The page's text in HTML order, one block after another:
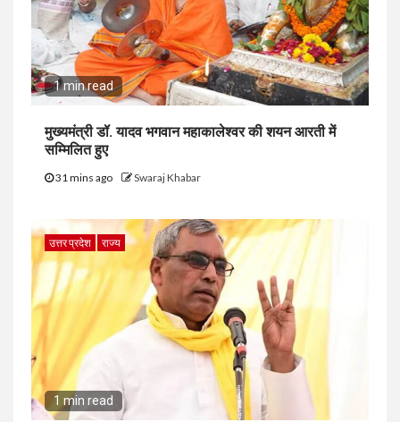
1 min read
मुख्यमंत्री डॉ. यादव भगवान महाकालेश्‍वर की शयन आरती में
सम्मिलित हुए
31 mins ago Swaraj Khabar
उत्तर प्रदेश राज्य
1 min read